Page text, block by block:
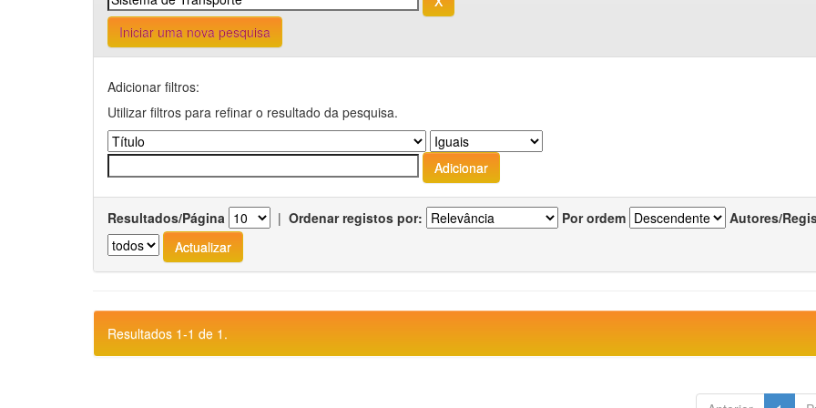
Iniciar uma nova pesquisa
Adicionar filtros:
Utilizar filtros para refinar o resultado da pesquisa.
Resultados/Página | Ordenar registos por: Por ordem Autores/
Resultados 1-1 de 1.